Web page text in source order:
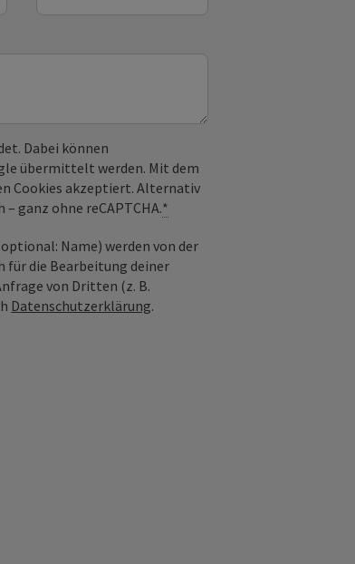
Dabei können
übermittelt werden. Mit dem
Cookies akzeptiert. Alternativ
ganz ohne reCAPTCHA.*
Name) werden von der
für die Bearbeitung deiner
von Dritten (z. B.
Datenschutzerklärung.